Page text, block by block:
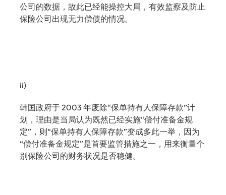
公司的数据，故此已经能操控大局，有效监察及防止
保险公司出现无力偿债的情况。
ii)
韩国政府于 2003 年废除“保单持有人保障存款”计
划，理由是当局认为既然已经实施“偿付准备金规
定”，则“保单持有人保障存款”变成多此一举，因为
“偿付准备金规定”是首要监管措施之一，用来衡量个
别保险公司的财务状况是否稳健。